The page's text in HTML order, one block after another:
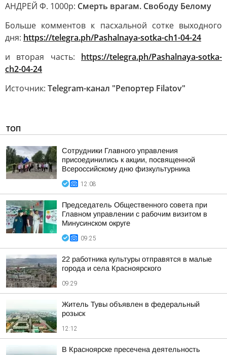
АНДРЕЙ Ф. 1000р: Смерть врагам. Свободу Белому
Больше комментов к пасхальной сотке выходного
дня: https://telegra.ph/Pashalnaya-sotka-ch1-04-24
и вторая часть: https://telegra.ph/Pashalnaya-sotka-
ch2-04-24
Источник: Telegram-канал "Репортер Filatov"
ТОП
Сотрудники Главного управления
присоединились к акции, посвященной
Всероссийскому дню физкультурника
12:08
Председатель Общественного совета при
Главном управлении с рабочим визитом в
Минусинском округе
09:25
22 работника культуры отправятся в малые
города и села Красноярского
09:29
Житель Тувы объявлен в федеральный
розыск
12:12
В Красноярске пресечена деятельность